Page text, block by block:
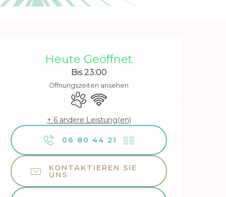
&
Heute Geöffnet
Bis 23:00
Öffnungszeiten ansehen
Tiere erlaubt
Wi-Fi
+ 6 andere Leistung(en)
06 80 44 21 ▒▒
KONTAKTIEREN SIE
UNS